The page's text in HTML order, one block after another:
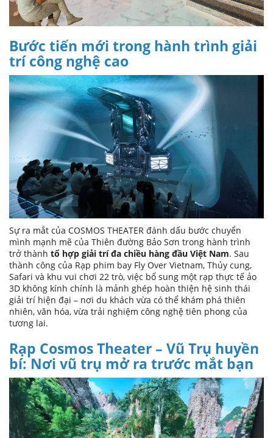
Bước tiến mới trong hành trình giải
trí công nghệ cao
Sự ra mắt của COSMOS THEATER đánh dấu bước chuyển
mình mạnh mẽ của Thiên đường Bảo Sơn trong hành trình
trở thành tổ hợp giải trí đa chiều hàng đầu Việt Nam. Sau
thành công của Rạp phim bay Fly Over Vietnam, Thủy cung,
Safari và khu vui chơi 22 trò, việc bổ sung một rạp thực tế ảo
3D không kính chính là mảnh ghép hoàn thiện hệ sinh thái
giải trí hiện đại – nơi du khách vừa có thể khám phá thiên
nhiên, văn hóa, vừa trải nghiệm công nghệ tiên phong của
tương lai.
Rạp Cosmos Theater – Vũ Trụ huyền
bí: Nơi vũ trụ mở ra trước mắt bạn